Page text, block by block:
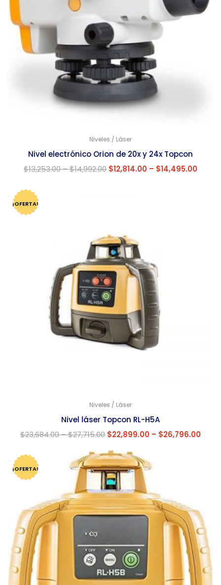
Niveles / Láser
Nivel electrónico Orion de 20x y 24x Topcon
$13,253.00–$14,992.00 $12,814.00 – $14,495.00
¡OFERTA!
Niveles / Láser
Nivel láser Topcon RL-H5A
$23,684.00–$27,715.00 $22,899.00 – $26,796.00
¡OFERTA!